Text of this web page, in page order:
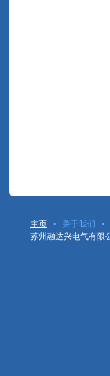
主页 • 关于我们 •
苏州融达兴电气有